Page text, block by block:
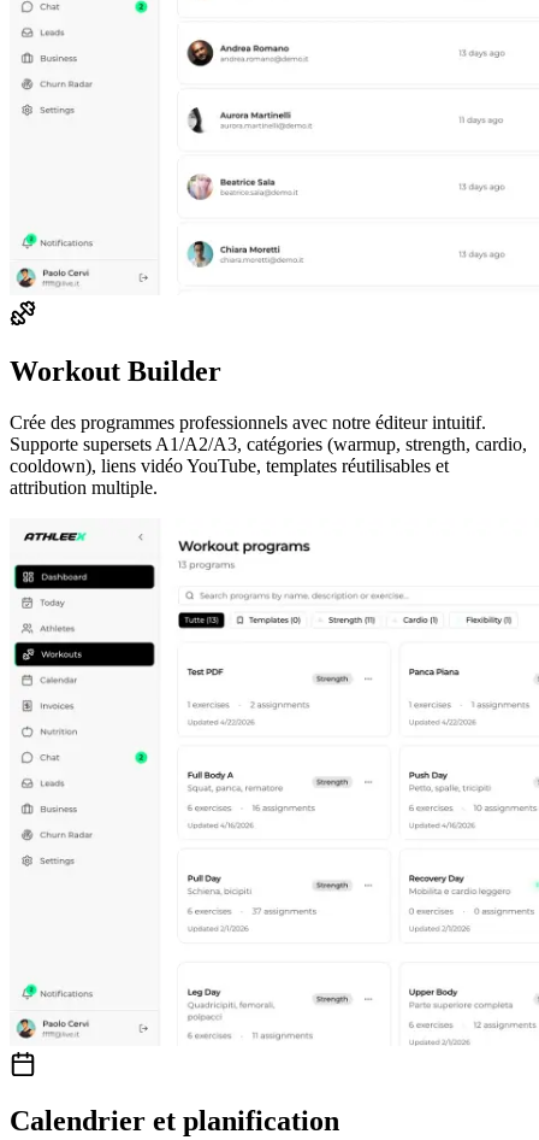
Workout Builder
Crée des programmes professionnels avec notre éditeur intuitif.
Supporte supersets A1/A2/A3, catégories (warmup, strength, cardio,
cooldown), liens vidéo YouTube, templates réutilisables et
attribution multiple.
Calendrier et planification